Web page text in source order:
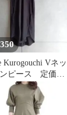
Kurogouchi Vネッ
ピース 定価
X942